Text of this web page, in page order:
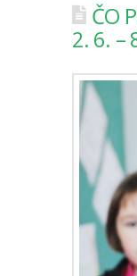
ČO
2. 6. –